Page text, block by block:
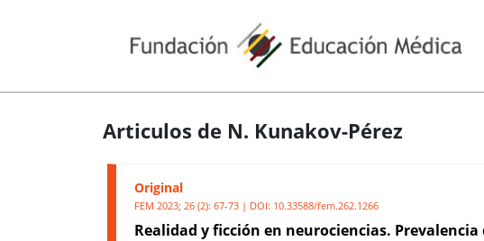
Articulos de N. Kunakov-Pérez
Original
FEM 2023; 26 (2): 67-73 | DOI: 10.33588/fem.262.1266
Realidad y ficción en neurociencias.